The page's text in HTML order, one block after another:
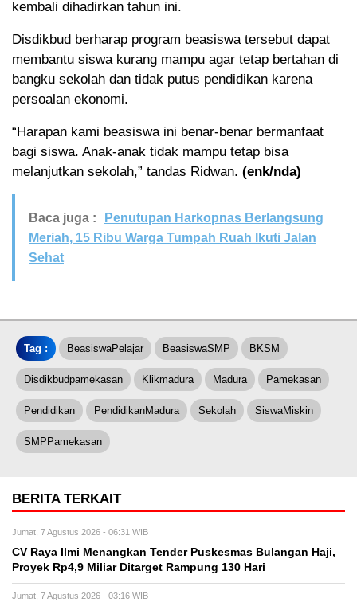
kembali dihadirkan tahun ini.
Disdikbud berharap program beasiswa tersebut dapat
membantu siswa kurang mampu agar tetap bertahan di
bangku sekolah dan tidak putus pendidikan karena
persoalan ekonomi.
“Harapan kami beasiswa ini benar-benar bermanfaat
bagi siswa. Anak-anak tidak mampu tetap bisa
melanjutkan sekolah,” tandas Ridwan. (enk/nda)
Baca juga :
Penutupan Harkopnas Berlangsung
Meriah, 15 Ribu Warga Tumpah Ruah Ikuti Jalan
Sehat
Tag : BeasiswaPelajar BeasiswaSMP BKSM
Disdikbudpamekasan Klikmadura Madura Pamekasan
Pendidikan PendidikanMadura Sekolah SiswaMiskin
SMPPamekasan
BERITA TERKAIT
Jumat, 7 Agustus 2026 - 06:31 WIB
CV Raya Ilmi Menangkan Tender Puskesmas Bulangan Haji,
Proyek Rp4,9 Miliar Ditarget Rampung 130 Hari
Jumat, 7 Agustus 2026 - 03:16 WIB